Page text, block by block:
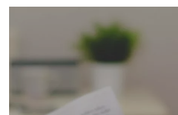
כנסים ואירועים
הסמיקונדקטור כולל מהנדסים,